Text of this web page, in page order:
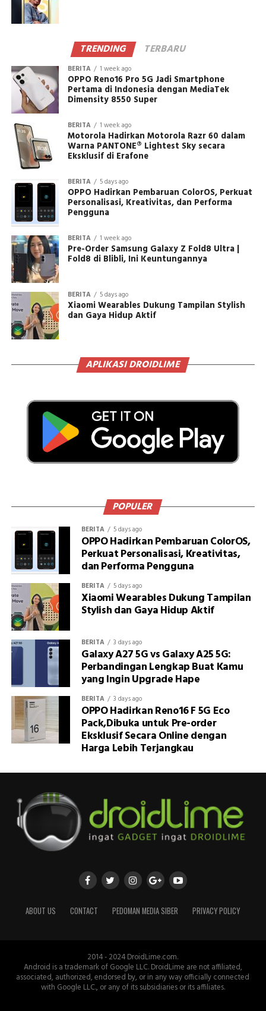
TRENDING TERBARU
BERITA 1 week ago
OPPO Reno16 Pro 5G Jadi Smartphone
Pertama di Indonesia dengan MediaTek
Dimensity 8550 Super
BERITA 1 week ago
Motorola Hadirkan Motorola Razr 60 dalam
Warna PANTONE® Lightest Sky secara
Eksklusif di Erafone
BERITA 5 days ago
OPPO Hadirkan Pembaruan ColorOS, Perkuat
Personalisasi, Kreativitas, dan Performa
Pengguna
BERITA 1 week ago
Pre-Order Samsung Galaxy Z Fold8 Ultra |
Fold8 di Blibli, Ini Keuntungannya
BERITA 5 days ago
Xiaomi Wearables Dukung Tampilan Stylish
dan Gaya Hidup Aktif
APLIKASI DROIDLIME
POPULER
BERITA 5 days ago
OPPO Hadirkan Pembaruan ColorOS,
Perkuat Personalisasi, Kreativitas,
dan Performa Pengguna
BERITA 5 days ago
Xiaomi Wearables Dukung Tampilan
Stylish dan Gaya Hidup Aktif
BERITA 3 days ago
Galaxy A27 5G vs Galaxy A25 5G:
Perbandingan Lengkap Buat Kamu
yang Ingin Upgrade Hape
BERITA 3 days ago
OPPO Hadirkan Reno16 F 5G Eco
Pack,Dibuka untuk Pre-order
Eksklusif Secara Online dengan
Harga Lebih Terjangkau
ABOUT US CONTACT PEDOMAN MEDIA SIBER PRIVACY POLICY
2014 - 2024 DroidLime.com.
Android is a trademark of Google LLC. DroidLime are not affiliated,
associated, authorized, endorsed by, or in any way officially connected
with Google LLC., or any of its subsidiaries or its affiliates.